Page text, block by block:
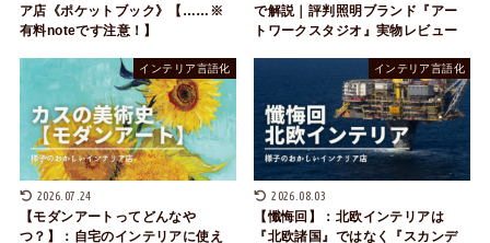
ア店《ポケットブック》【……※
有料noteです注意！】
で解説｜評判照明ブランド『アー
トワークスタジオ』実物レビュー
インテリア言語化
2026.07.24
【モダンアートってどんなや
つ？】：自宅のインテリアに使え
インテリア言語化
2026.08.03
【懺悔回】：北欧インテリアは
『北欧諸国』ではなく『スカンデ